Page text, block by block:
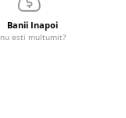
Banii Inapoi
nu esti multumit?